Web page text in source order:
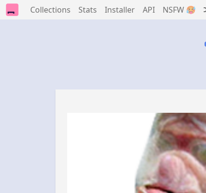
Collections Stats Installer API NSFW 🥵